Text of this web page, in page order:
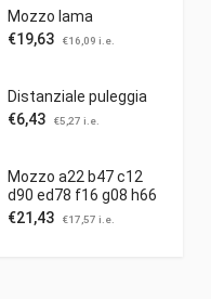
Mozzo lama
€19,63 €16,09 i.e.
Distanziale puleggia
€6,43 €5,27 i.e.
Mozzo a22 b47 c12
d90 ed78 f16 g08 h66
c/puleggia ibea
€21,43 €17,57 i.e.